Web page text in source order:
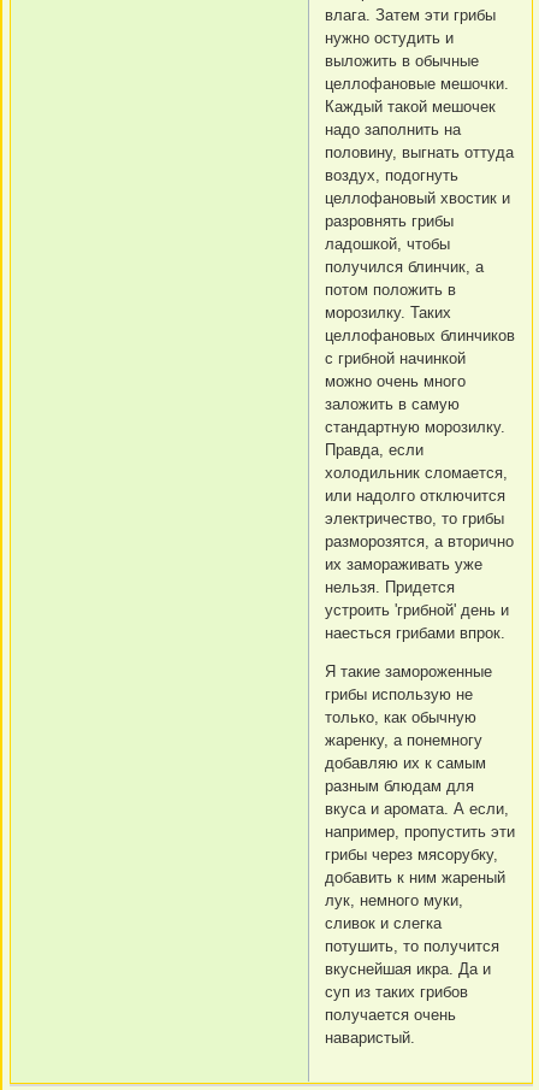
влага. Затем эти грибы
нужно остудить и
выложить в обычные
целлофановые мешочки.
Каждый такой мешочек
надо заполнить на
половину, выгнать оттуда
воздух, подогнуть
целлофановый хвостик и
разровнять грибы
ладошкой, чтобы
получился блинчик, а
потом положить в
морозилку. Таких
целлофановых блинчиков
с грибной начинкой
можно очень много
заложить в самую
стандартную морозилку.
Правда, если
холодильник сломается,
или надолго отключится
электричество, то грибы
разморозятся, а вторично
их замораживать уже
нельзя. Придется
устроить 'грибной' день и
наесться грибами впрок.
Я такие замороженные
грибы использую не
только, как обычную
жаренку, а понемногу
добавляю их к самым
разным блюдам для
вкуса и аромата. А если,
например, пропустить эти
грибы через мясорубку,
добавить к ним жареный
лук, немного муки,
сливок и слегка
потушить, то получится
вкуснейшая икра. Да и
суп из таких грибов
получается очень
наваристый.